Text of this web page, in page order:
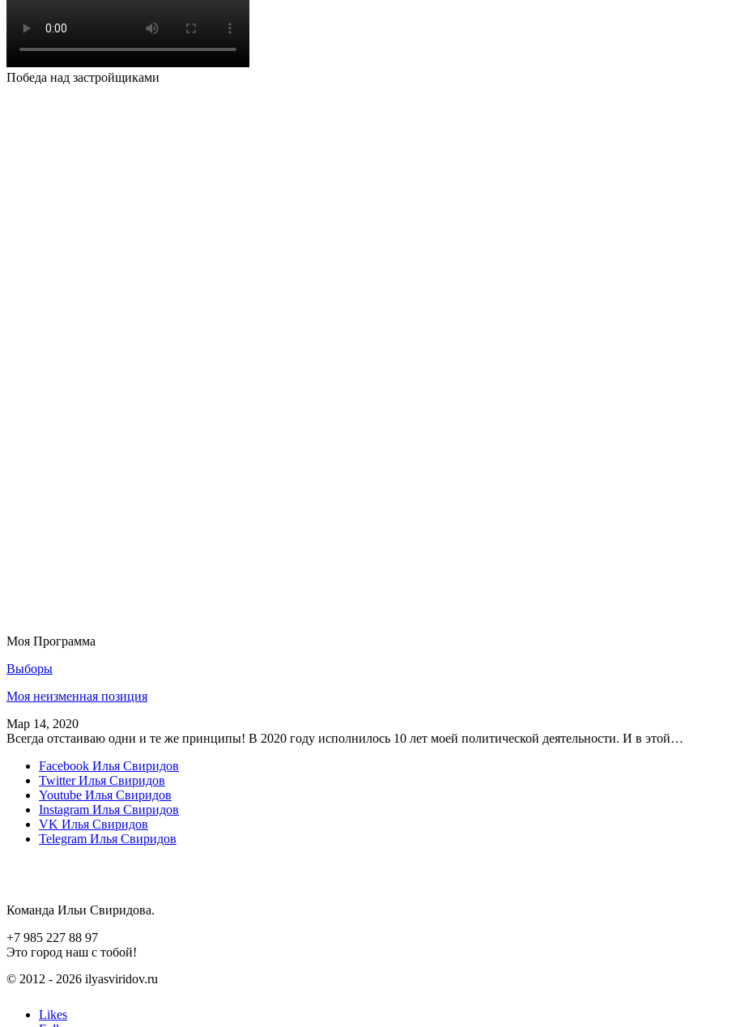
Победа над застройщиками
Моя Программа
Выборы
Моя неизменная позиция
Мар 14, 2020
Всегда отстаиваю одни и те же принципы! В 2020 году исполнилось 10 лет моей политической деятельности. И в этой…
Facebook Илья Свиридов
Twitter Илья Свиридов
Youtube Илья Свиридов
Instagram Илья Свиридов
VK Илья Свиридов
Telegram Илья Свиридов
Команда Ильи Свиридова.
+7 985 227 88 97
Это город наш с тобой!
© 2012 - 2026 ilyasviridov.ru
Likes